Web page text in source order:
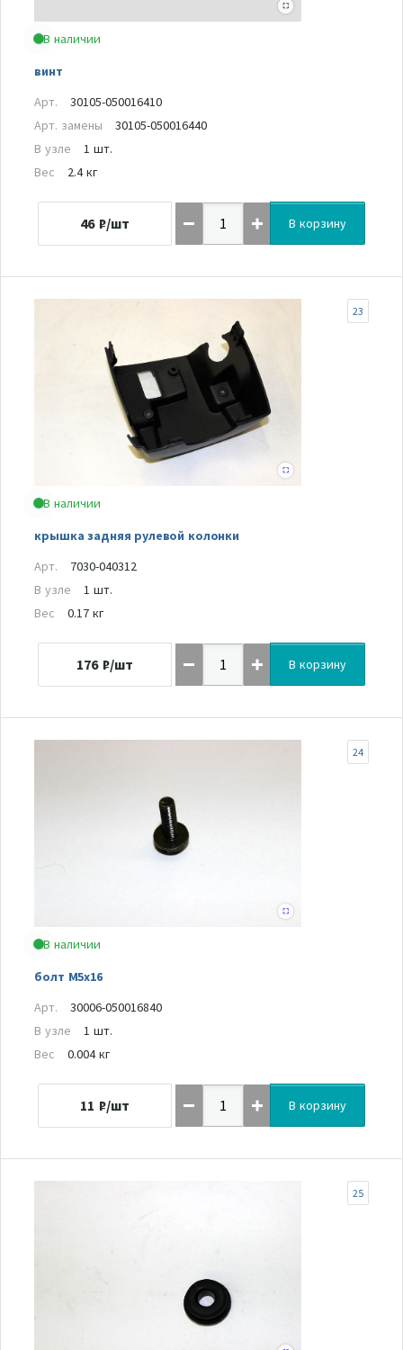
В наличии
винт
Арт.
30105-050016410
Арт. замены
30105-050016440
В узле
1 шт.
Вес
2.4 кг
46 ₽/шт В корзину
В наличии
крышка задняя рулевой колонки
23
Арт.
7030-040312
В узле
1 шт.
Вес
0.17 кг
176 ₽/шт В корзину
В наличии
болт М5х16
24
Арт.
30006-050016840
В узле
1 шт.
Вес
0.004 кг
11 ₽/шт В корзину
25